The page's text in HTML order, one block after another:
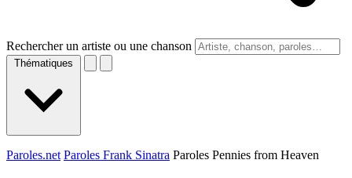
Rechercher un artiste ou une chanson
Thématiques
Paroles.net Paroles Frank Sinatra Paroles Pennies from Heaven